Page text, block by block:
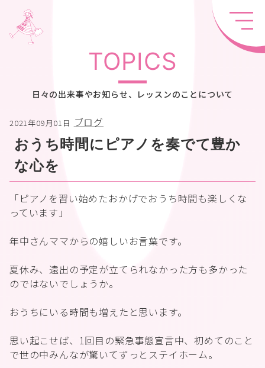
TOPICS
日々の出来事やお知らせ、レッスンのことについて
2021年09月01日 ブログ
おうち時間にピアノを奏でて豊か
な心を
「ピアノを習い始めたおかげでおうち時間も楽しくな
っています」
年中さんママからの嬉しいお言葉です。
夏休み、遠出の予定が立てられなかった方も多かった
のではないでしょうか。
おうちにいる時間も増えたと思います。
思い起こせば、1回目の緊急事態宣言中、初めてのこと
で世の中みんなが驚いてずっとステイホーム。